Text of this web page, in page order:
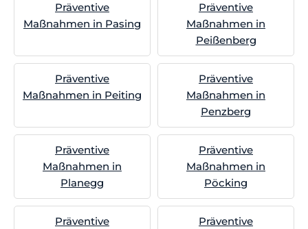
Präventive
Maßnahmen in Pasing
Präventive
Maßnahmen in
Peißenberg
Präventive
Maßnahmen in Peiting
Präventive
Maßnahmen in
Penzberg
Präventive
Maßnahmen in
Planegg
Präventive
Maßnahmen in
Pöcking
Präventive Präventive